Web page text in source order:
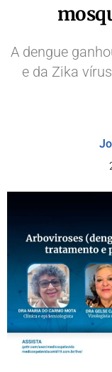
A dengue
e da Zika